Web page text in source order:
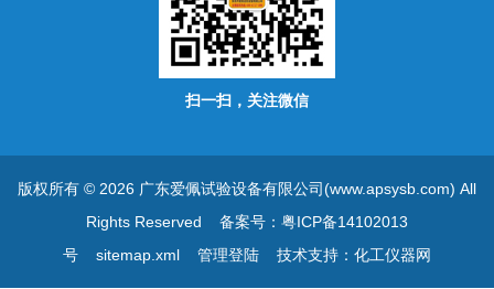
扫一扫，关注微信
版权所有 © 2026 广东爱佩试验设备有限公司(www.apsysb.com) All
Rights Reserved 备案号：粤ICP备14102013
号
sitemap.xml 管理登陆技术支持： 化工仪器网